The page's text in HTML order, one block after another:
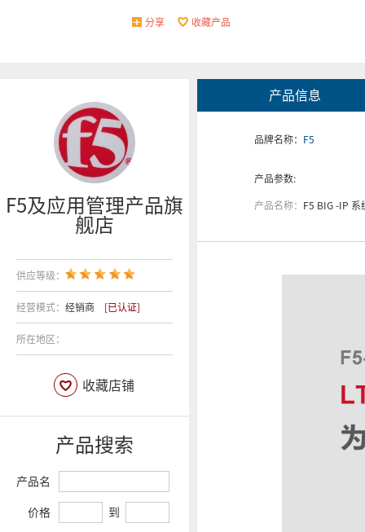
分享 收藏产品
产品信息
品牌名称： F5
产品参数:
产品名称： F5 BIG -IP 系统 LTM 本地流
F5及应用管理产品旗
舰店
供应等级：
经营模式： 经销商 [已认证]
所在地区：
收藏店铺
产品搜索
产品名
价格 到